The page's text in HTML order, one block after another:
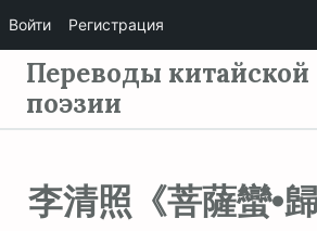
р
Переводы китайской
поэзии
李清照《菩薩蠻•
Войти Регистрация